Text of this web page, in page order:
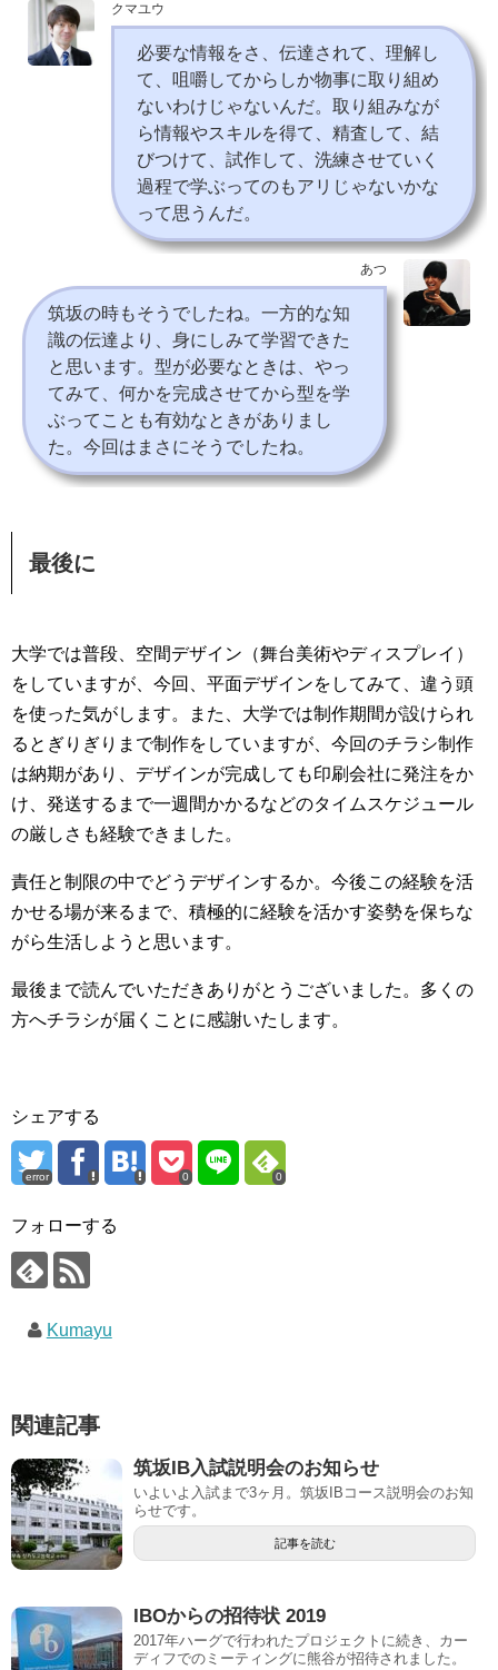
クマユウ
必要な情報をさ、伝達されて、理解し
て、咀嚼してからしか物事に取り組め
ないわけじゃないんだ。取り組みなが
ら情報やスキルを得て、精査して、結
びつけて、試作して、洗練させていく
過程で学ぶってのもアリじゃないかな
って思うんだ。
あつ
筑坂の時もそうでしたね。一方的な知
識の伝達より、身にしみて学習できた
と思います。型が必要なときは、やっ
てみて、何かを完成させてから型を学
ぶってことも有効なときがありまし
た。今回はまさにそうでしたね。
最後に
大学では普段、空間デザイン（舞台美術やディスプレイ）
をしていますが、今回、平面デザインをしてみて、違う頭
を使った気がします。また、大学では制作期間が設けられ
るとぎりぎりまで制作をしていますが、今回のチラシ制作
は納期があり、デザインが完成しても印刷会社に発注をか
け、発送するまで一週間かかるなどのタイムスケジュール
の厳しさも経験できました。
責任と制限の中でどうデザインするか。今後この経験を活
かせる場が来るまで、積極的に経験を活かす姿勢を保ちな
がら生活しようと思います。
最後まで読んでいただきありがとうございました。多くの
方へチラシが届くことに感謝いたします。
シェアする
error 0 0
フォローする
Kumayu
関連記事
筑坂IB入試説明会のお知らせ
いよいよ入試まで3ヶ月。筑坂IBコース説明会のお知
らせです。
記事を読む
IBOからの招待状 2019
2017年ハーグで行われたプロジェクトに続き、カー
ディフでのミーティングに熊谷が招待されました。